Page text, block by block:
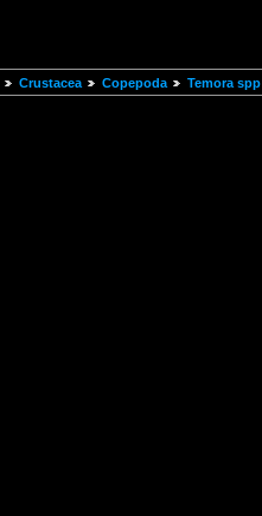
Crustacea Copepoda Temora spp